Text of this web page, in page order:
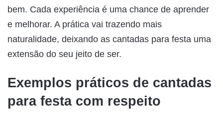
bem. Cada experiência é uma chance de aprender
e melhorar. A prática vai trazendo mais
naturalidade, deixando as cantadas para festa uma
extensão do seu jeito de ser.
Exemplos práticos de cantadas
para festa com respeito